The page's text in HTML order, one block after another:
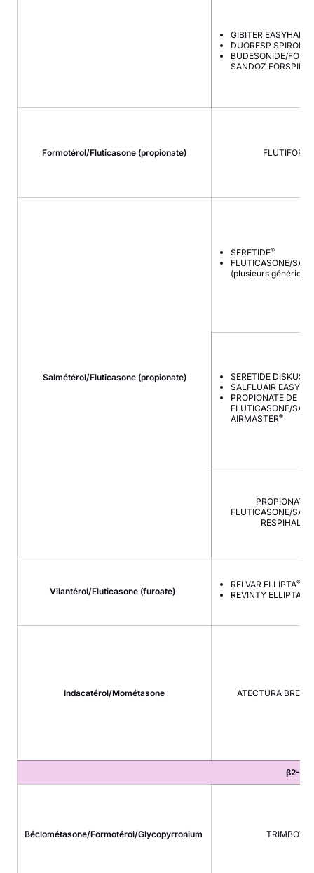
GIBITER EASYHALER
DUORESP
BUDESONIDE/
SANDOZ FORSPIRO
Formotérol/Fluticasone (propionate) FLUTIFORM
Salmétérol/Fluticasone (propionate)
SERETIDE®
FLUTICASONE/
(plusieurs
SERETIDE DISKUS
SALFLUAIR
PROPIONATE DE
FLUTICASONE/
AIRMASTER®
PROPIONATE
FLUTICASONE/
Vilantérol/Fluticasone (furoate)
RELVAR ELLIPTA®
REVINTY ELLIPTA®
Indacatérol/Mométasone ATECTURA
β2-
Béclométasone/Formotérol/Glycopyrronium TRIMBOW